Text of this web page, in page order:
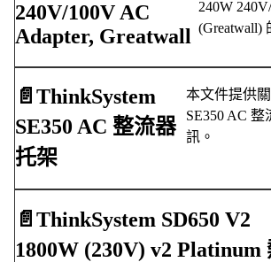
240V/100V AC
Adapter, Greatwall
240W
(Greatwall)
📄️ ThinkSystem
SE350 AC 整流器
托架
本文件提供
SE350 AC
訊。
📄️ ThinkSystem SD650 V2
1800W (230V) v2 Platinum